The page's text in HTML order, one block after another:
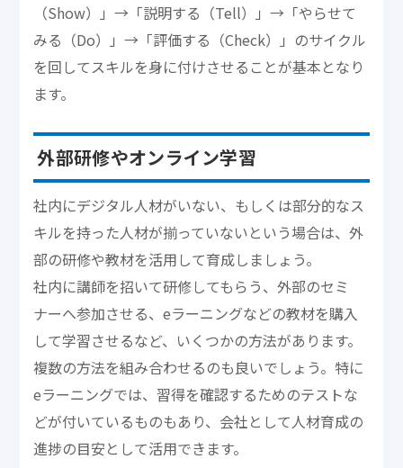
（Show）」→「説明する（Tell）」→「やらせて
みる（Do）」→「評価する（Check）」のサイクル
を回してスキルを身に付けさせることが基本となり
ます。
外部研修やオンライン学習
社内にデジタル人材がいない、もしくは部分的なス
キルを持った人材が揃っていないという場合は、外
部の研修や教材を活用して育成しましょう。
社内に講師を招いて研修してもらう、外部のセミ
ナーへ参加させる、eラーニングなどの教材を購入
して学習させるなど、いくつかの方法があります。
複数の方法を組み合わせるのも良いでしょう。特に
eラーニングでは、習得を確認するためのテストな
どが付いているものもあり、会社として人材育成の
進捗の目安として活用できます。